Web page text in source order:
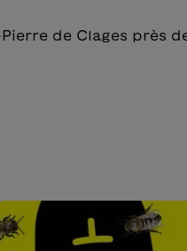
de Clages près